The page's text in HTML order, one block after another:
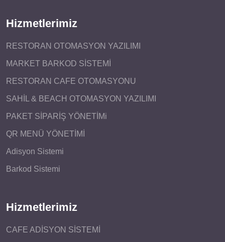
Hizmetlerimiz
RESTORAN OTOMASYON YAZILIMI
MARKET BARKOD SİSTEMİ
RESTORAN CAFE OTOMASYONU
SAHİL & BEACH OTOMASYON YAZILIMI
PAKET SİPARİŞ YÖNETİMi
QR MENÜ YÖNETİMİ
Adisyon Sistemi
Barkod Sistemi
Hizmetlerimiz
CAFE ADİSYON SİSTEMİ